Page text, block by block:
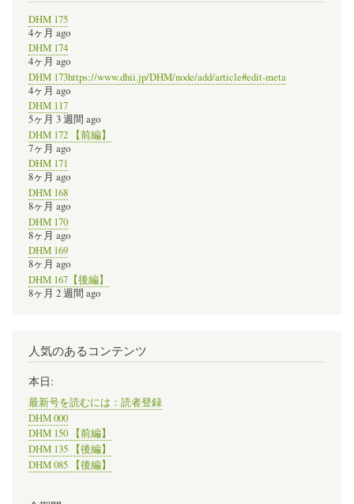
DHM 175
4ヶ月 ago
DHM 174
4ヶ月 ago
DHM 173https://www.dhii.jp/DHM/node/add/article#edit-meta
4ヶ月 ago
DHM 117
5ヶ月 3 週間 ago
DHM 172 【前編】
7ヶ月 ago
DHM 171
8ヶ月 ago
DHM 168
8ヶ月 ago
DHM 170
8ヶ月 ago
DHM 169
8ヶ月 ago
DHM 167【後編】
8ヶ月 2 週間 ago
人気のあるコンテンツ
本日:
最新号を読むには：読者登録
DHM 000
DHM 150 【前編】
DHM 135 【後編】
DHM 085 【後編】